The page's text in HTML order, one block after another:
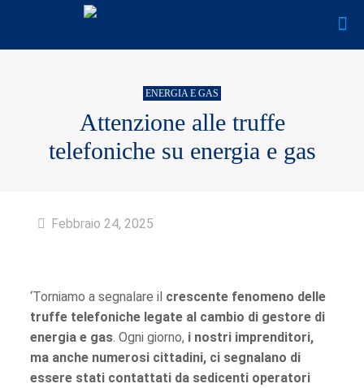
ENERGIA E GAS
Attenzione alle truffe
telefoniche su energia e gas
Febbraio 24, 2025
‘Torniamo a segnalare il crescente fenomeno delle
truffe telefoniche legate al cambio di gestore di
energia e gas. Ogni giorno, i nostri imprenditori,
ma anche numerosi cittadini, ci segnalano di
essere stati contattati da sedicenti operatori